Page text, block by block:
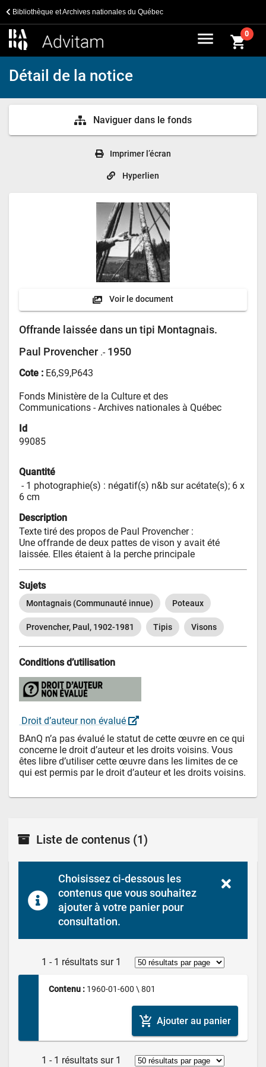
Bibliothèque et Archives nationales du Québec
menu shopping_cart0
Détail de la notice
Naviguer dans le fonds
Imprimer l’écran
Hyperlien
Voir le document
Offrande laissée dans un tipi Montagnais.
Paul Provencher .- 1950
Cote : E6,S9,P643
Fonds Ministère de la Culture et des
Communications - Archives nationales à Québec
Id
99085
Quantité
- 1 photographie(s) : négatif(s) n&b sur acétate(s); 6 x
6 cm
Description
Texte tiré des propos de Paul Provencher :
Une offrande de deux pattes de vison y avait été
laissée. Elles étaient à la perche principale
Sujets
Montagnais (Communauté innue) Poteaux
Provencher, Paul, 1902-1981 Tipis Visons
Conditions d’utilisation
Droit d’auteur non évalué
BAnQ n’a pas évalué le statut de cette œuvre en ce qui
concerne le droit d’auteur et les droits voisins. Vous
êtes libre d’utiliser cette œuvre dans les limites de ce
qui est permis par le droit d’auteur et les droits voisins.
Liste de contenus (1)
Choisissez ci-dessous les
contenus que vous souhaitez
ajouter à votre panier pour
consultation.
1 - 1 résultats sur 1
Contenu : 1960-01-600 \ 801
add_shopping_cart Ajouter au panier
1 - 1 résultats sur 1